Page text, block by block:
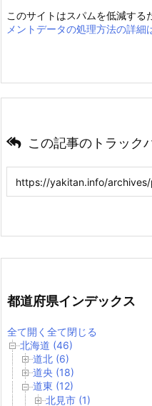
このサイトはスパムを低減する
メントデータの処理方法の詳細
この記事のトラック
都道府県インデックス
全て開く 全て閉じる
北海道 (46)
道北 (6)
道央 (18)
道東 (12)
北見市 (1)